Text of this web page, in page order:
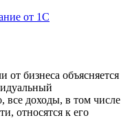
от 1С
бизнеса объясняется
все доходы, в том числе
относятся к его